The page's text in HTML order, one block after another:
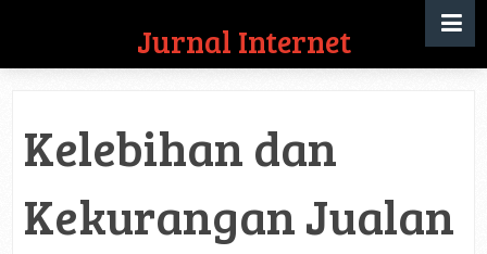
Jurnal Internet
Kelebihan dan
Kekurangan Jualan